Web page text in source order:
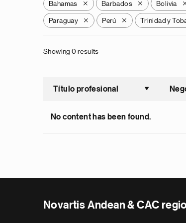
Bahamas X Barbados X Bolivia
Paraguay X Perú X Trinidad y
Showing 0 results
Título profesional
No content has been found.
Novartis Andean & CAC